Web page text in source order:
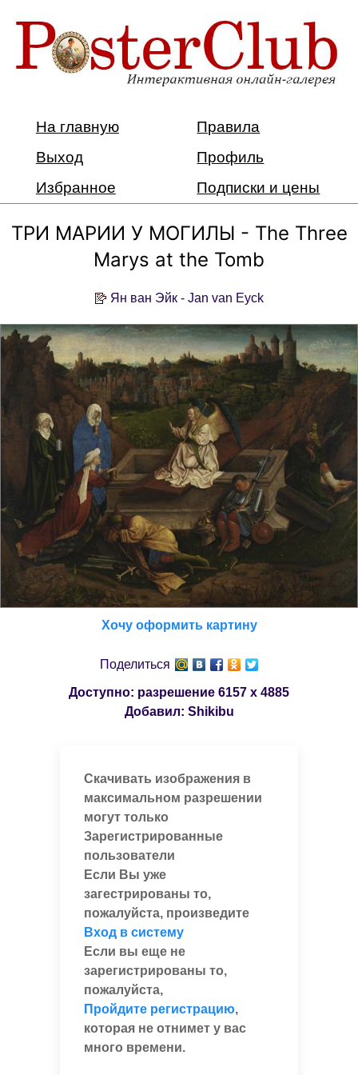
На главную
Правила
Выход
Профиль
Избранное
Подписки и цены
ТРИ МАРИИ У МОГИЛЫ - The Three
Marys at the Tomb
Ян ван Эйк - Jan van Eyck
Хочу оформить картину
Поделиться
Доступно: разрешение 6157 x 4885
Добавил: Shikibu
Скачивать изображения в
максимальном разрешении
могут только
Зарегистрированные
пользователи
Если Вы уже
загестрированы то,
пожалуйста, произведите
Вход в систему
Если вы еще не
зарегистрированы то,
пожалуйста,
Пройдите регистрацию,
которая не отнимет у вас
много времени.